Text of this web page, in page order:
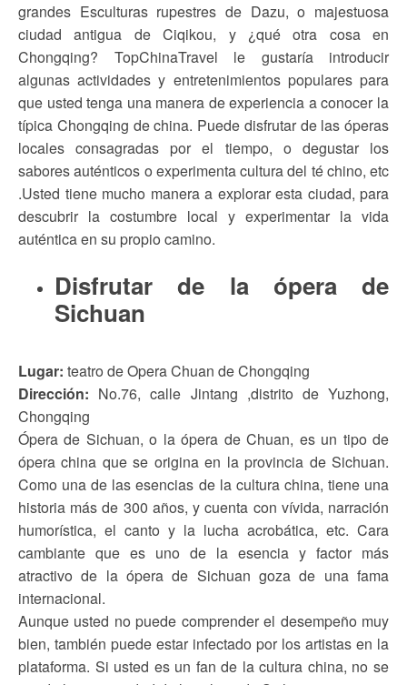
grandes Esculturas rupestres de Dazu, o majestuosa
ciudad antigua de Ciqikou, y ¿qué otra cosa en
Chongqing? TopChinaTravel le gustaría introducir
algunas actividades y entretenimientos populares para
que usted tenga una manera de experiencia a conocer la
típica Chongqing de china. Puede disfrutar de las óperas
locales consagradas por el tiempo, o degustar los
sabores auténticos o experimenta cultura del té chino, etc
.Usted tiene mucho manera a explorar esta ciudad, para
descubrir la costumbre local y experimentar la vida
auténtica en su propio camino.
Disfrutar de la ópera de
Sichuan
Lugar: teatro de Opera Chuan de Chongqing
Dirección: No.76, calle Jintang ,distrito de Yuzhong,
Chongqing
Ópera de Sichuan, o la ópera de Chuan, es un tipo de
ópera china que se origina en la provincia de Sichuan.
Como una de las esencias de la cultura china, tiene una
historia más de 300 años, y cuenta con vívida, narración
humorística, el canto y la lucha acrobática, etc. Cara
cambiante que es uno de la esencia y factor más
atractivo de la ópera de Sichuan goza de una fama
internacional.
Aunque usted no puede comprender el desempeño muy
bien, también puede estar infectado por los artistas en la
plataforma. Si usted es un fan de la cultura china, no se